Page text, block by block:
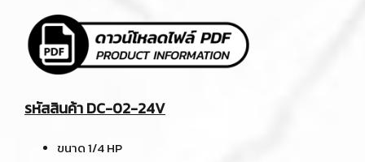
รหัสสินค้า DC-02-24V
ขนาด 1/4 HP